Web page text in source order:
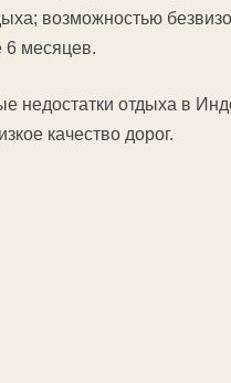
возможностью
6 месяцев.
недостатки отдыха в
качество дорог.